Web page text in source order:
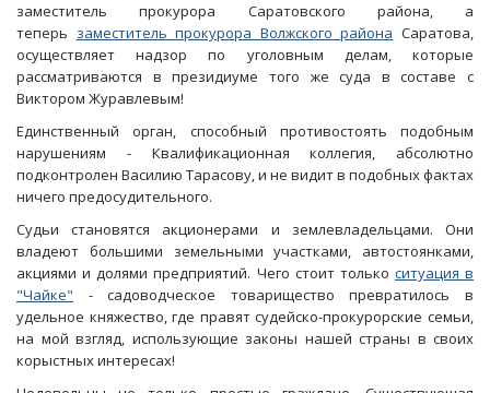
заместитель прокурора Саратовского района, а
теперь заместитель прокурора Волжского района Саратова,
осуществляет надзор по уголовным делам, которые
рассматриваются в президиуме того же суда в составе с
Виктором Журавлевым!
Единственный орган, способный противостоять подобным
нарушениям - Квалификационная коллегия, абсолютно
подконтролен Василию Тарасову, и не видит в подобных фактах
ничего предосудительного.
Судьи становятся акционерами и землевладельцами. Они
владеют большими земельными участками, автостоянками,
акциями и долями предприятий. Чего стоит только ситуация в
"Чайке" - садоводческое товарищество превратилось в
удельное княжество, где правят судейско-прокурорские семьи,
на мой взгляд, использующие законы нашей страны в своих
корыстных интересах!